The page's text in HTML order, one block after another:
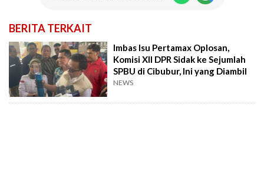
BERITA TERKAIT
Imbas Isu Pertamax Oplosan,
Komisi XII DPR Sidak ke Sejumlah
SPBU di Cibubur, Ini yang Diambil
NEWS